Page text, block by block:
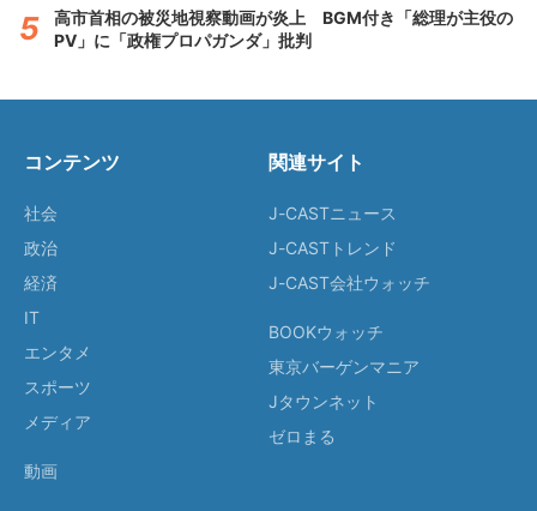
高市首相の被災地視察動画が炎上 BGM付き「総理が主役の
PV」に「政権プロパガンダ」批判
コンテンツ
社会
政治
経済
IT
エンタメ
スポーツ
メディア
動画
関連サイト
J-CASTニュース
J-CASTトレンド
J-CAST会社ウォッチ
BOOKウォッチ
東京バーゲンマニア
Jタウンネット
ゼロまる